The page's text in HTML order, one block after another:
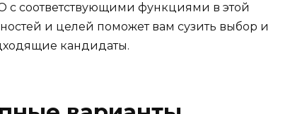
с соответствующими функциями в этой
и целей поможет вам сузить выбор и
кандидаты.